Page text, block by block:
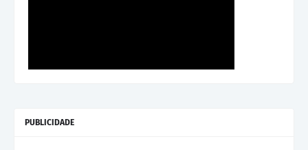
PUBLICIDADE